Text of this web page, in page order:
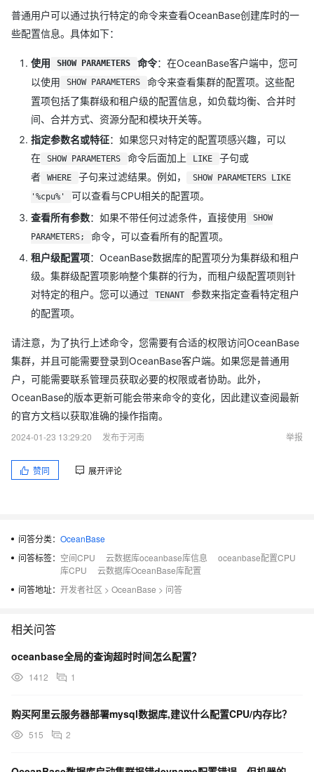
普通用户可以通过执行特定的命令来查看OceanBase创建库时的一
些配置信息。具体如下：
使用 SHOW PARAMETERS 命令：在OceanBase客户端中，您可
以使用
SHOW PARAMETERS
命令来查看集群的配置项。这些配
置项包括了集群级和租户级的配置信息，如负载均衡、合并时
间、合并方式、资源分配和模块开关等。
指定参数名或特征：如果您只对特定的配置项感兴趣，可以
在
SHOW PARAMETERS 命令后面加上 LIKE
子句或
者
WHERE 子句来过滤结果。例如，
SHOW PARAMETERS LIKE
'%cpu%'
可以查看与CPU相关的配置项。
查看所有参数：如果不带任何过滤条件，直接使用
SHOW
PARAMETERS;
命令，可以查看所有的配置项。
租户级配置项：OceanBase数据库的配置项分为集群级和租户
级。集群级配置项影响整个集群的行为，而租户级配置项则针
对特定的租户。您可以通过
TENANT
参数来指定查看特定租户
的配置项。
请注意，为了执行上述命令，您需要有合适的权限访问OceanBase
集群，并且可能需要登录到OceanBase客户端。如果您是普通用
户，可能需要联系管理员获取必要的权限或者协助。此外，
OceanBase的版本更新可能会带来命令的变化，因此建议查阅最新
的官方文档以获取准确的操作指南。
2024-01-23 13:29:20
发布于河南 举报
赞同 展开评论
问答分类： OceanBase
问答标签： 空间CPU 云数据库oceanbase库信息
oceanbase配置CPU
库CPU
云数据库OceanBase库配置
问答地址： 开发者社区 > OceanBase > 问答
相关问答
oceanbase全局的查询超时时间怎么配置？
1412 1
购买阿里云服务器部署mysql数据库,建议什么配置CPU/内存比？
515 2